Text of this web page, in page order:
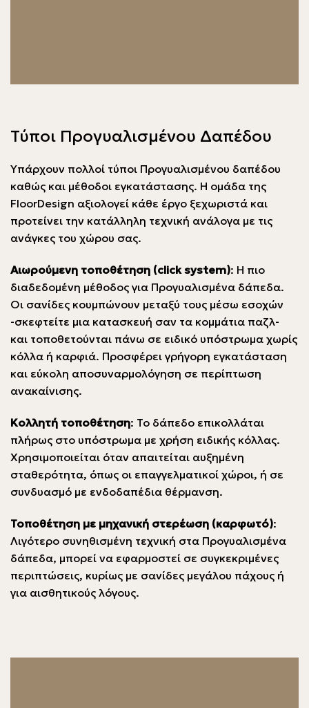
Τύποι Προγυαλισμένου Δαπέδου
Υπάρχουν πολλοί τύποι Προγυαλισμένου δαπέδου
καθώς και μέθοδοι εγκατάστασης. Η ομάδα της
FloorDesign αξιολογεί κάθε έργο ξεχωριστά και
προτείνει την κατάλληλη τεχνική ανάλογα με τις
ανάγκες του χώρου σας.
Αιωρούμενη τοποθέτηση (click system): Η πιο
διαδεδομένη μέθοδος για Προγυαλισμένα δάπεδα.
Οι σανίδες κουμπώνουν μεταξύ τους μέσω εσοχών
-σκεφτείτε μια κατασκευή σαν τα κομμάτια παζλ-
και τοποθετούνται πάνω σε ειδικό υπόστρωμα χωρίς
κόλλα ή καρφιά. Προσφέρει γρήγορη εγκατάσταση
και εύκολη αποσυναρμολόγηση σε περίπτωση
ανακαίνισης.
Κολλητή τοποθέτηση: Το δάπεδο επικολλάται
πλήρως στο υπόστρωμα με χρήση ειδικής κόλλας.
Χρησιμοποιείται όταν απαιτείται αυξημένη
σταθερότητα, όπως οι επαγγελματικοί χώροι, ή σε
συνδυασμό με ενδοδαπέδια θέρμανση.
Τοποθέτηση με μηχανική στερέωση (καρφωτό):
Λιγότερο συνηθισμένη τεχνική στα Προγυαλισμένα
δάπεδα, μπορεί να εφαρμοστεί σε συγκεκριμένες
περιπτώσεις, κυρίως με σανίδες μεγάλου πάχους ή
για αισθητικούς λόγους.